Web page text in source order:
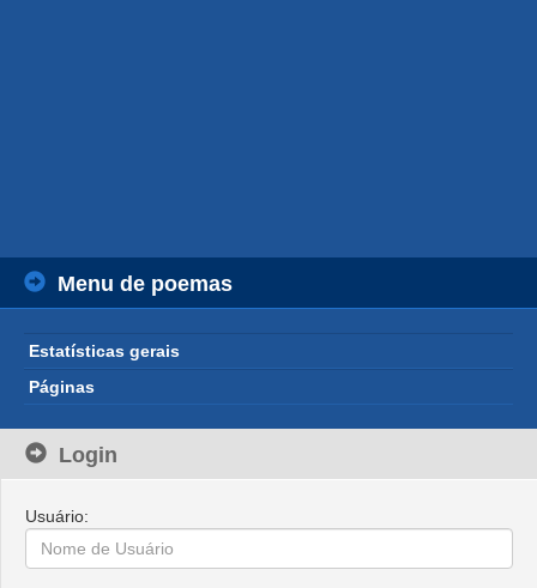
Menu de poemas
Estatísticas gerais
Páginas
Login
Usuário: